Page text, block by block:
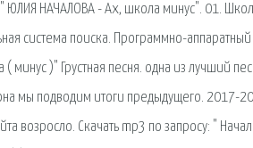
" ЮЛИЯ НАЧАЛОВА - Ах, школа минус". 01.
система поиска. Программно-
)" Грустная песня. одна из лучший
мы подводим итоги предыдущего. 2017-
возросло. Скачать mp3 по запросу: "